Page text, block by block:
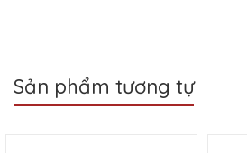
Sản phẩm tương tự